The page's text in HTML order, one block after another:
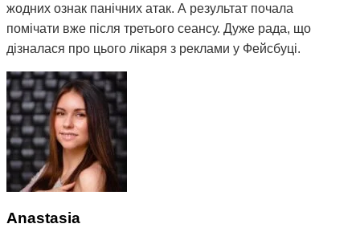
жодних ознак панічних атак. А результат почала
помічати вже після третього сеансу. Дуже рада, що
дізналася про цього лікаря з реклами у Фейсбуці.
Anastasia